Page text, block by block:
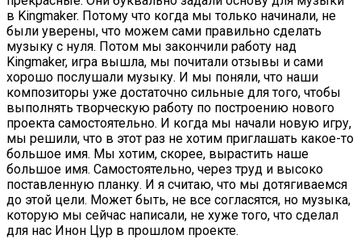
в Kingmaker. Потому что когда мы только начинали, не
были уверены, что можем сами правильно сделать
музыку с нуля. Потом мы закончили работу над
Kingmaker, игра вышла, мы почитали отзывы и сами
хорошо послушали музыку. И мы поняли, что наши
композиторы уже достаточно сильные для того, чтобы
выполнять творческую работу по построению нового
проекта самостоятельно. И когда мы начали новую игру,
мы решили, что в этот раз не хотим приглашать какое-то
большое имя. Мы хотим, скорее, вырастить наше
большое имя. Самостоятельно, через труд и высоко
поставленную планку. И я считаю, что мы дотягиваемся
до этой цели. Может быть, не все согласятся, но музыка,
которую мы сейчас написали, не хуже того, что сделал
для нас Инон Цур в прошлом проекте.